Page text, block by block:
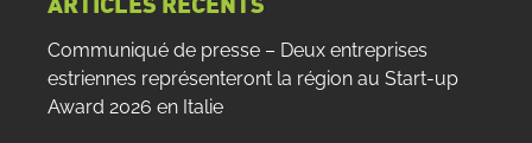
ARTICLES RÉCENTS
Communiqué de presse – Deux entreprises
estriennes représenteront la région au Start-up
Award 2026 en Italie